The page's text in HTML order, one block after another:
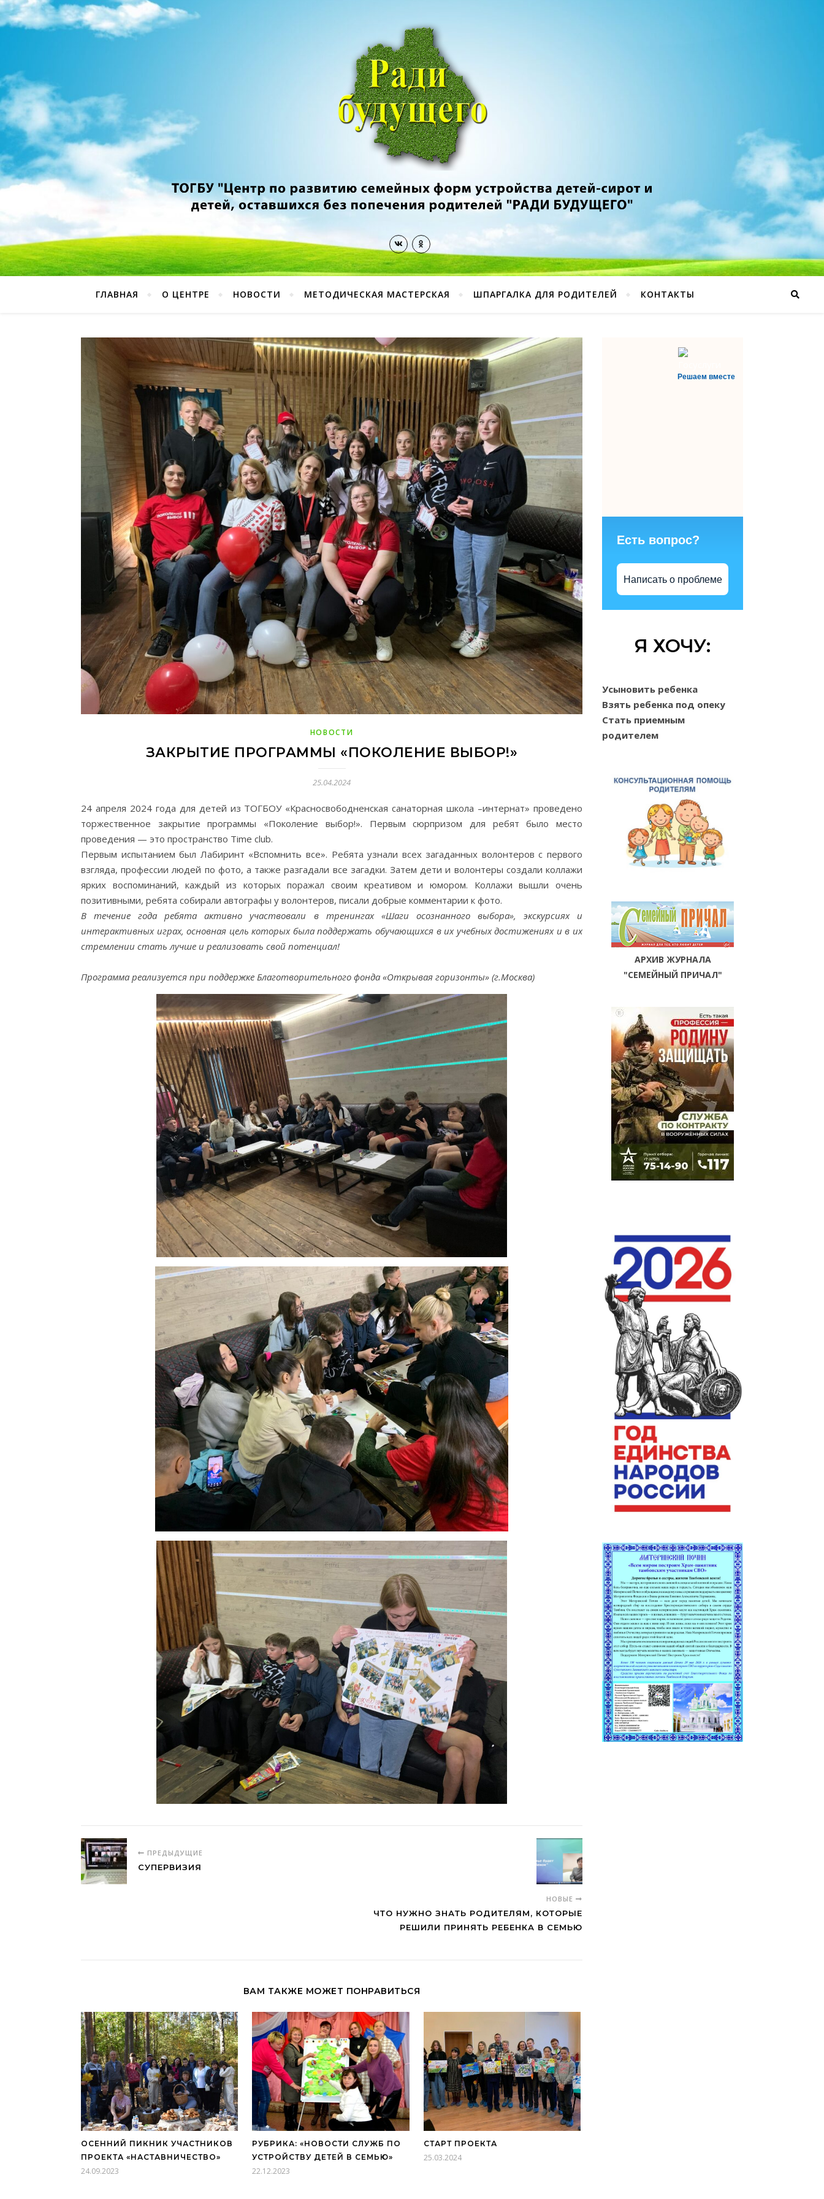
ГЛАВНАЯ О ЦЕНТРЕ НОВОСТИ МЕТОДИЧЕСКАЯ МАСТЕРСКАЯ ШПАРГАЛКА ДЛЯ РОДИТЕЛЕЙ КОНТАКТЫ
НОВОСТИ
ЗАКРЫТИЕ ПРОГРАММЫ «ПОКОЛЕНИЕ ВЫБОР!»
25.04.2024
24 апреля 2024 года для детей из ТОГБОУ «Красносвободненская санаторная школа –интернат» проведено
торжественное закрытие программы «Поколение выбор!». Первым сюрпризом для ребят было место
проведения — это пространство Time club.
Первым испытанием был Лабиринт «Вспомнить все». Ребята узнали всех загаданных волонтеров с первого
взгляда, профессии людей по фото, а также разгадали все загадки. Затем дети и волонтеры создали коллажи
ярких воспоминаний, каждый из которых поражал своим креативом и юмором. Коллажи вышли очень
позитивными, ребята собирали автографы у волонтеров, писали добрые комментарии к фото.
В течение года ребята активно участвовали в тренингах «Шаги осознанного выбора», экскурсиях и
интерактивных играх, основная цель которых была поддержать обучающихся в их учебных достижениях и в их
стремлении стать лучше и реализовать свой потенциал!
Программа реализуется при поддержке Благотворительного фонда «Открывая горизонты» (г.Москва)
ПРЕДЫДУЩИЕ
СУПЕРВИЗИЯ
НОВЫЕ
ЧТО НУЖНО ЗНАТЬ РОДИТЕЛЯМ, КОТОРЫЕ
РЕШИЛИ ПРИНЯТЬ РЕБЕНКА В СЕМЬЮ
ВАМ ТАКЖЕ МОЖЕТ ПОНРАВИТЬСЯ
ОСЕННИЙ ПИКНИК УЧАСТНИКОВ
ПРОЕКТА «НАСТАВНИЧЕСТВО»
24.09.2023
РУБРИКА: «НОВОСТИ СЛУЖБ ПО
УСТРОЙСТВУ ДЕТЕЙ В СЕМЬЮ»
22.12.2023
СТАРТ ПРОЕКТА
25.03.2024
Решаем вместе
Есть вопрос?
Написать о проблеме
Я ХОЧУ:
Усыновить ребенка
Взять ребенка под опеку
Стать приемным
родителем
АРХИВ ЖУРНАЛА
"СЕМЕЙНЫЙ ПРИЧАЛ"